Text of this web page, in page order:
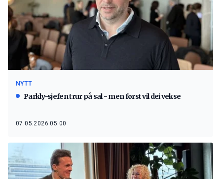
NYTT
Parkly-sjefen trur på sal - men først vil dei vekse
07.05.2026 05:00